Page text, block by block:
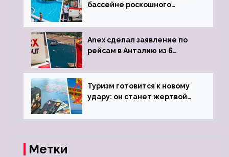
бассейне роскошного
Anex сделал заявление по
рейсам в Анталию из 6
Туризм готовится к новому
удару: он станет жертвой
Метки